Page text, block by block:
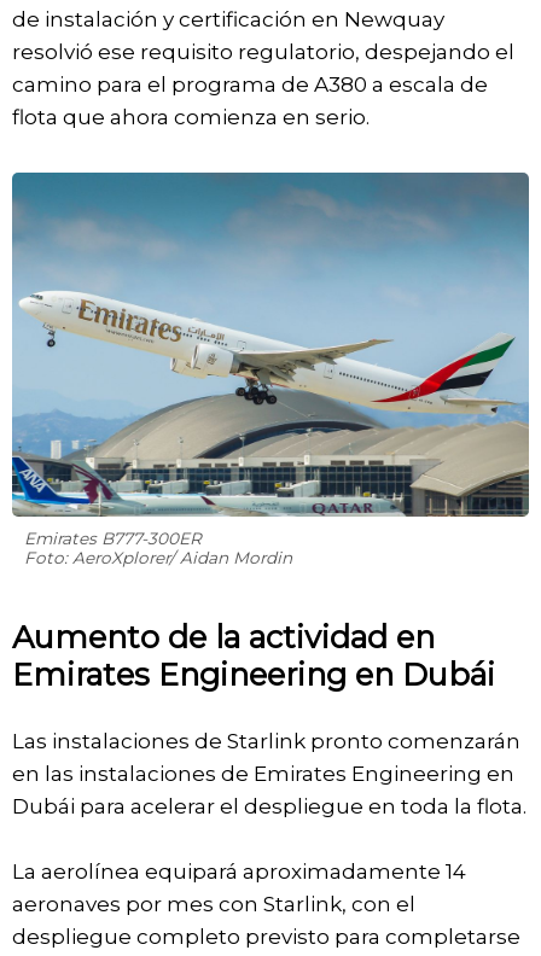
de instalación y certificación en Newquay
resolvió ese requisito regulatorio, despejando el
camino para el programa de A380 a escala de
flota que ahora comienza en serio.
Emirates B777-300ER
Foto: AeroXplorer/ Aidan Mordin
Aumento de la actividad en
Emirates Engineering en Dubái
Las instalaciones de Starlink pronto comenzarán
en las instalaciones de Emirates Engineering en
Dubái para acelerar el despliegue en toda la flota.
La aerolínea equipará aproximadamente 14
aeronaves por mes con Starlink, con el
despliegue completo previsto para completarse